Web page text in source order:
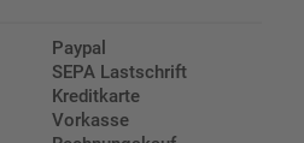
Paypal
SEPA Lastschrift
Kreditkarte
Vorkasse